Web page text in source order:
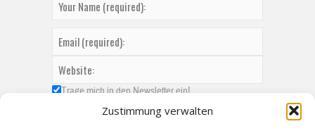
Zustimmung verwalten
Trage mich in den Newsletter ein!